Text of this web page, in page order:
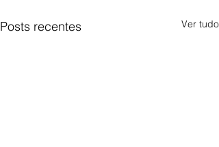
Posts recentes Ver tudo